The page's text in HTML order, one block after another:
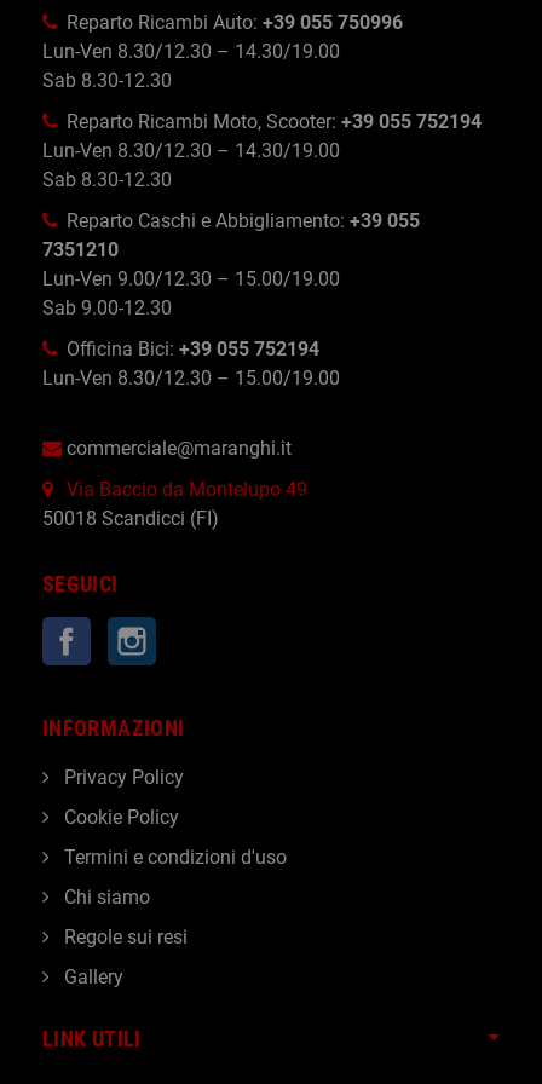
Reparto Ricambi Auto: +39 055 750996
Lun-Ven 8.30/12.30 – 14.30/19.00
Sab 8.30-12.30
Reparto Ricambi Moto, Scooter: +39 055 752194
Lun-Ven 8.30/12.30 – 14.30/19.00
Sab 8.30-12.30
Reparto Caschi e Abbigliamento: +39 055
7351210
Lun-Ven 9.00/12.30 – 15.00/19.00
Sab 9.00-12.30
Officina Bici: +39 055 752194
Lun-Ven 8.30/12.30 – 15.00/19.00
commerciale@maranghi.it
Via Baccio da Montelupo 49
50018 Scandicci (FI)
SEGUICI
Facebook
LINK UTILI
INFORMAZIONI
Privacy Policy
Cookie Policy
Termini e condizioni d'uso
Chi siamo
Regole sui resi
Gallery